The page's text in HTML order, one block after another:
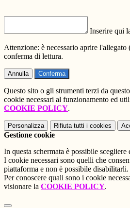
Inserire qui
Attenzione: è necessario aprire l'allegato
conferma di lettura.
Annulla Conferma
Questo sito o gli strumenti terzi da
cookie necessari al funzionamento ed
COOKIE POLICY.
Personalizza Rifiuta tutti i cookies
Gestione cookie
In questa schermata è possibile
I cookie necessari sono quelli che
piattaforma e non è possibile disabilitarli.
Per conoscere quali sono i cookie
visionare la COOKIE POLICY.